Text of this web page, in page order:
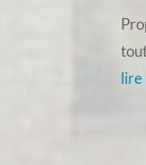
lire